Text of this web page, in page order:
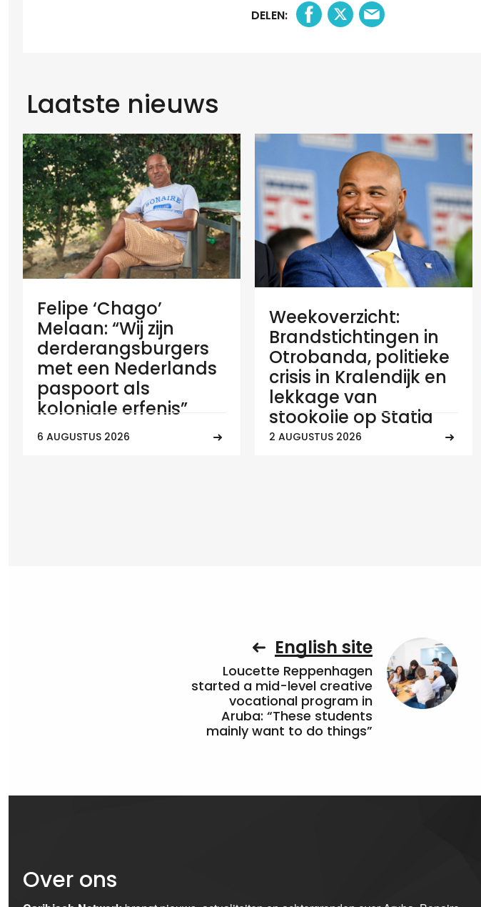
DELEN:
Laatste nieuws
Felipe ‘Chago’
Melaan: “Wij zijn
derderangsburgers
met een Nederlands
paspoort als
koloniale erfenis”
6 AUGUSTUS 2026
Weekoverzicht:
Brandstichtingen in
Otrobanda, politieke
crisis in Kralendijk en
lekkage van
stookolie op Statia
2 AUGUSTUS 2026
English site
Loucette Reppenhagen
started a mid-level creative
vocational program in
Aruba: “These students
mainly want to do things”
Over ons